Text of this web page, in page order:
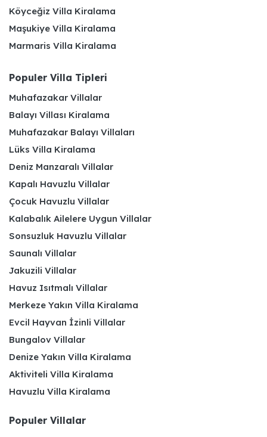
Köyceğiz Villa Kiralama
Maşukiye Villa Kiralama
Marmaris Villa Kiralama
Populer Villa Tipleri
Muhafazakar Villalar
Balayı Villası Kiralama
Muhafazakar Balayı Villaları
Lüks Villa Kiralama
Deniz Manzaralı Villalar
Kapalı Havuzlu Villalar
Çocuk Havuzlu Villalar
Kalabalık Ailelere Uygun Villalar
Sonsuzluk Havuzlu Villalar
Saunalı Villalar
Jakuzili Villalar
Havuz Isıtmalı Villalar
Merkeze Yakın Villa Kiralama
Evcil Hayvan İzinli Villalar
Bungalov Villalar
Denize Yakın Villa Kiralama
Aktiviteli Villa Kiralama
Havuzlu Villa Kiralama
Populer Villalar